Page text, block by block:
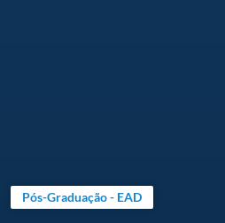
Pós-Graduação - EAD